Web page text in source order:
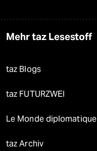
Mehr taz Lesestoff
taz Blogs
taz FUTURZWEI
Le Monde diplomatique
taz Archiv